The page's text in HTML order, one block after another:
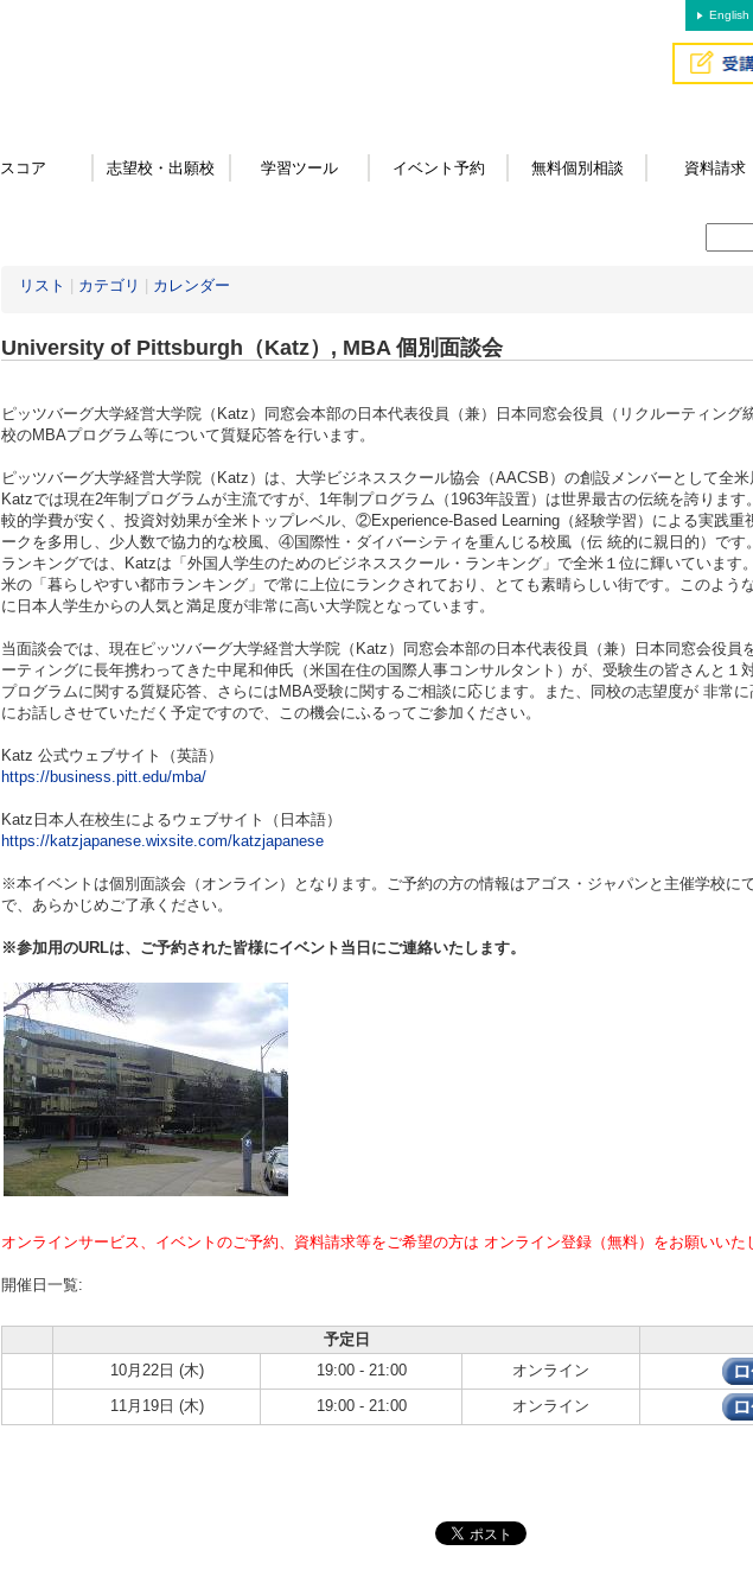
English
スコア 志望校・出願校 学習ツール イベント予約 無料個別相談 資料請求
リスト カテゴリ カレンダー
University of Pittsburgh（Katz）, MBA 個別面談会
ピッツバーグ大学経営大学院（Katz）同窓会本部の日本代表役員（兼）日本同窓会役員（リクルーティング
校のMBAプログラム等について質疑応答を行います。
ピッツバーグ大学経営大学院（Katz）は、大学ビジネススクール協会（AACSB）の創設メンバーとして全米
Katzでは現在2年制プログラムが主流ですが、1年制プログラム（1963年設置）は世界最古の伝統を誇りま
較的学費が安く、投資対効果が全米トップレベル、②Experience-Based Learning（経験学習）による実践
ークを多用し、少人数で協力的な校風、④国際性・ダイバーシティを重んじる校風（伝 統的に親日的）で
ランキングでは、Katzは「外国人学生のためのビジネススクール・ランキング」で全米１位に輝いています
米の「暮らしやすい都市ランキング」で常に上位にランクされており、とても素晴らしい街です。このよう
に日本人学生からの人気と満足度が非常に高い大学院となっています。
当面談会では、現在ピッツバーグ大学経営大学院（Katz）同窓会本部の日本代表役員（兼）日本同窓会役員
ーティングに長年携わってきた中尾和伸氏（米国在住の国際人事コンサルタント）が、受験生の皆さんと１
プログラムに関する質疑応答、さらにはMBA受験に関するご相談に応じます。また、同校の志望度が 非常
にお話しさせていただく予定ですので、この機会にふるってご参加ください。
Katz 公式ウェブサイト（英語）
https://business.pitt.edu/mba/
Katz日本人在校生によるウェブサイト（日本語）
https://katzjapanese.wixsite.com/katzjapanese
※本イベントは個別面談会（オンライン）となります。ご予約の方の情報はアゴス・ジャパンと主催学校に
で、あらかじめご了承ください。
※参加用のURLは、ご予約された皆様にイベント当日にご連絡いたします。
オンラインサービス、イベントのご予約、資料請求等をご希望の方は オンライン登録（無料）をお願いいた
開催日一覧:
予定日
10月22日 (木)
19:00 - 21:00
オンライン
11月19日 (木)
19:00 - 21:00 オンライン